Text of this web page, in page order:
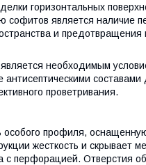
горизонтальных
софитов является наличие
и предотвращения
необходимым
проветривания.
профиля,
жесткость и скрывает
с перфорацией. Отверстия